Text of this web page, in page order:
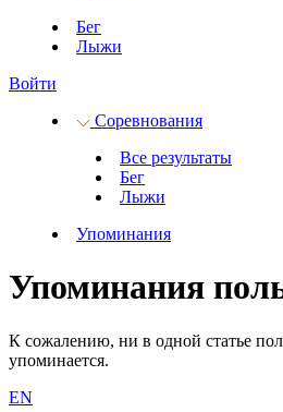
Бег
Лыжи
Войти
Соревнования
Все результаты
Бег
Лыжи
Упоминания
Упоминания
К сожалению, ни в одной статье
упоминается.
EN